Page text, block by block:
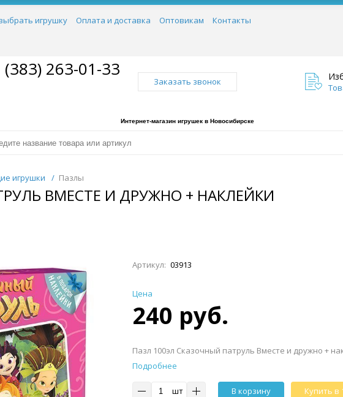
игрушку Оплата и доставка Оптовикам Контакты
(383) 263-01-33
Заказать звонок
Интернет-магазин игрушек в Новосибирске
игрушки / Пазлы
ВМЕСТЕ И ДРУЖНО + НАКЛЕЙКИ
Артикул: 03913
Цена
240 руб.
Пазл 100эл Сказочный патруль Вместе и дружно +
Подробнее
шт В корзину Купить в